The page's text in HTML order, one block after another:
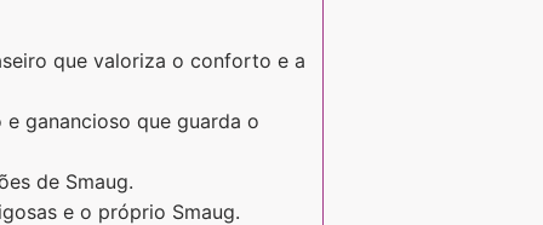
que valoriza o conforto e a
ganancioso que guarda o
de Smaug.
e o próprio Smaug.